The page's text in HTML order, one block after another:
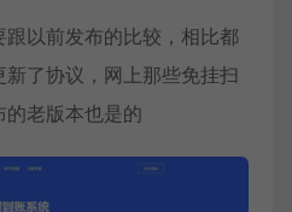
以前发布的比较，相比都
了协议，网上那些免挂扫
老版本也是的